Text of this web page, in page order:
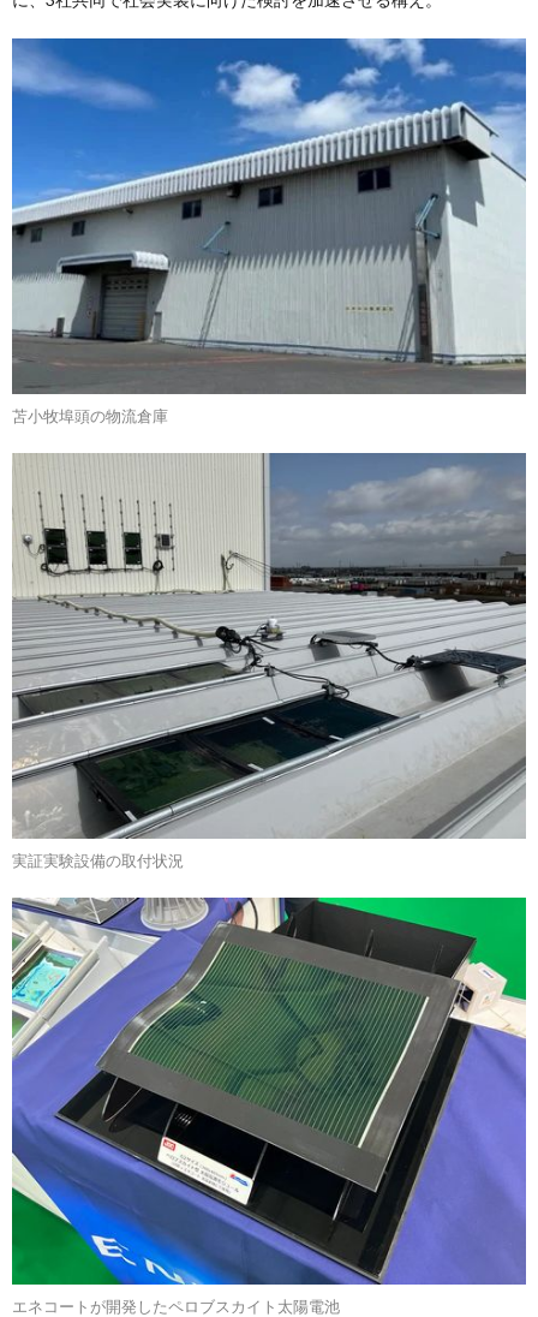
苫小牧埠頭の物流倉庫
実証実験設備の取付状況
エネコートが開発したペロブスカイト太陽電池